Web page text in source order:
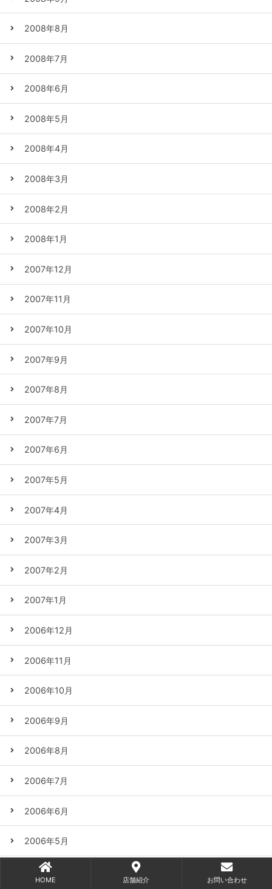
2008年8月
2008年7月
2008年6月
2008年5月
2008年4月
2008年3月
2008年2月
2008年1月
2007年12月
2007年11月
2007年10月
2007年9月
2007年8月
2007年7月
2007年6月
2007年5月
2007年4月
2007年3月
2007年2月
2007年1月
2006年12月
2006年11月
2006年10月
2006年9月
2006年8月
2006年7月
2006年6月
2006年5月
2006年4月
HOME 店舗紹介 お問い合わせ